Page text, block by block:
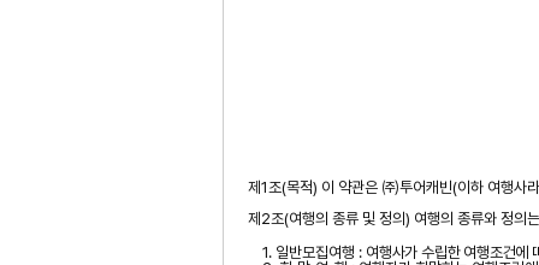
제 1조(목적) 이 약관은 ㈜투어캐빈(이하 여행사
제 2조(여행의 종류 및 정의 ) 여행의 종류와 정의
1. 일반모집여행 : 여행사가 수립한 여행조건에